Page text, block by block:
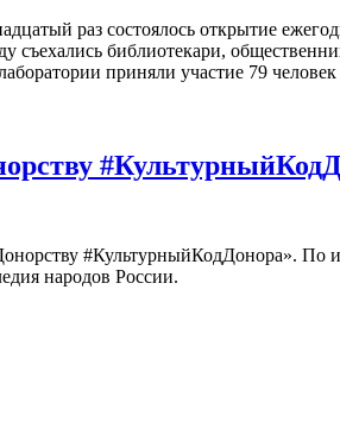
раз состоялось открытие
съехались библиотекари,
приняли участие 79
#КультурныйКодДонора».
народов России.